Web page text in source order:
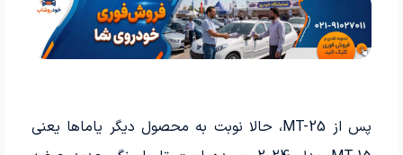
پس از MT-25، حالا نوبت به محصول دیگر یاماها یعنی